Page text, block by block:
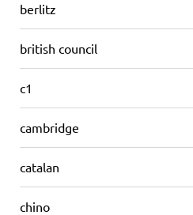
berlitz
british council
c1
cambridge
catalan
chino